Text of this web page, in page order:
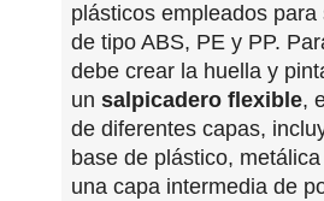
plásticos empleados
de tipo ABS, PE y PP.
debe crear la huella y
un salpicadero flexible,
de diferentes capas,
base de plástico,
una capa intermedia de